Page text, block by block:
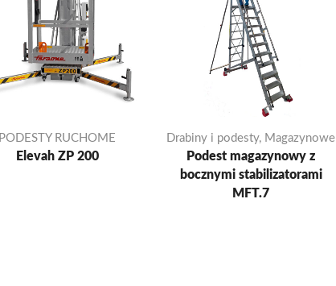
PODESTY RUCHOME
Elevah ZP 200
Drabiny i podesty, Magazynowe
Podest magazynowy z
bocznymi stabilizatorami
MFT.7